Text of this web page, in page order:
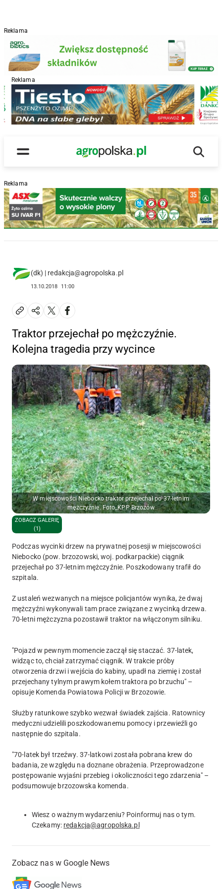
Reklama
Reklama
Menu
Main Logo
Reklama
(dk) | redakcja@agropolska.pl
13.10.2018 11:00
Traktor przejechał po mężczyźnie.
Kolejna tragedia przy wycince
W miejscowości Niebocko traktor przejechał po 37-letnim
mężczyźnie. Foto_KPP Brzozów
ZOBACZ GALERIĘ
(1)
Podczas wycinki drzew na prywatnej posesji w miejscowości
Niebocko (pow. brzozowski, woj. podkarpackie) ciągnik
przejechał po 37-letnim mężczyźnie. Poszkodowany trafił do
szpitala.
Z ustaleń wezwanych na miejsce policjantów wynika, że dwaj
mężczyźni wykonywali tam prace związane z wycinką drzewa.
70-letni mężczyzna pozostawił traktor na włączonym silniku.
"Pojazd w pewnym momencie zaczął się staczać. 37-latek,
widząc to, chciał zatrzymać ciągnik. W trakcie próby
otworzenia drzwi i wejścia do kabiny, upadł na ziemię i został
przejechany tylnym prawym kołem traktora po brzuchu" –
opisuje Komenda Powiatowa Policji w Brzozowie.
Służby ratunkowe szybko wezwał świadek zajścia. Ratownicy
medyczni udzielili poszkodowanemu pomocy i przewieźli go
następnie do szpitala.
"70-latek był trzeźwy. 37-latkowi została pobrana krew do
badania, ze względu na doznane obrażenia. Przeprowadzone
postępowanie wyjaśni przebieg i okoliczności tego zdarzenia" –
podsumowuje brzozowska komenda.
Wiesz o ważnym wydarzeniu? Poinformuj nas o tym.
Czekamy: redakcja@agropolska.pl
Zobacz nas w Google News